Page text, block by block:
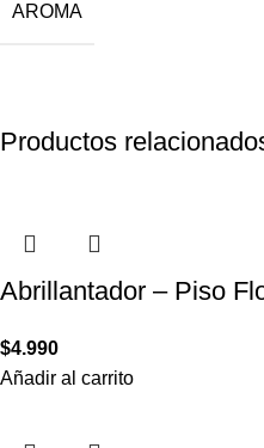
AROMA
Productos
Abrillantador – Piso
$4.990
Añadir al carrito